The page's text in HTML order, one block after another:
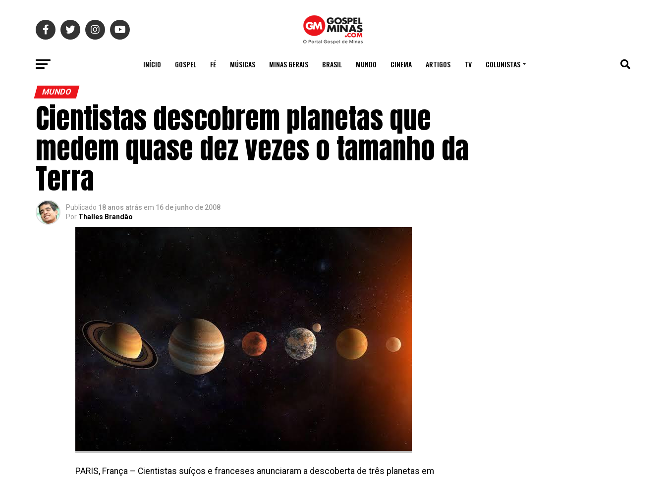
INÍCIO GOSPEL FÉ MÚSICAS MINAS GERAIS BRASIL MUNDO CINEMA ARTIGOS TV COLUNISTAS
MUNDO
Cientistas descobrem planetas que
medem quase dez vezes o tamanho da
Terra
Publicado 18 anos atrás em 16 de junho de 2008
Por Thalles Brandão
PARIS, França – Cientistas suíços e franceses anunciaram a descoberta de três planetas em